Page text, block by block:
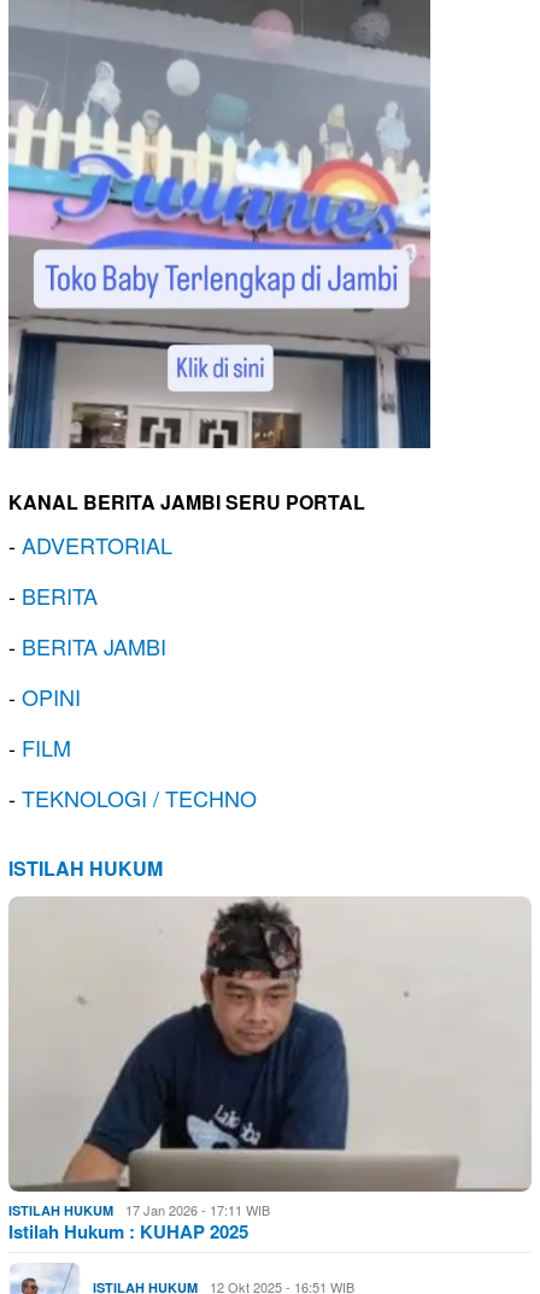
KANAL BERITA JAMBI SERU PORTAL
-ADVERTORIAL
- BERITA
- BERITA JAMBI
-OPINI
- FILM
-TEKNOLOGI / TECHNO
ISTILAH HUKUM
ISTILAH HUKUM 17 Jan 2026 - 17:11 WIB
Istilah Hukum : KUHAP 2025
ISTILAH HUKUM 12 Okt 2025 - 16:51 WIB